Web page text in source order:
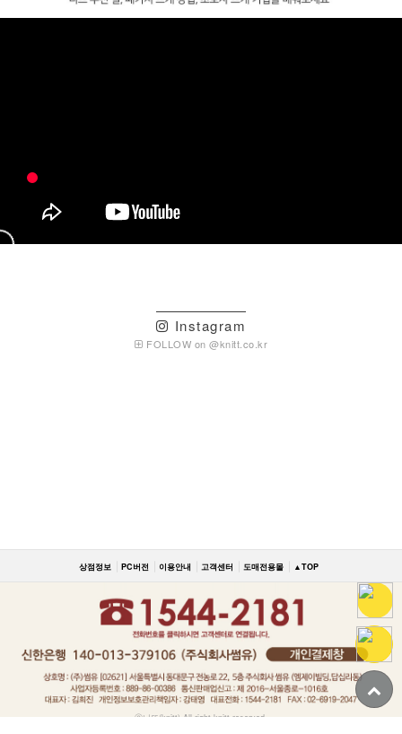
Instagram
FOLLOW on @knitt.co.kr
상점정보 PC버전 이용안내 고객센터 도매전용몰 ▲TOP
ⓒ니뜨(knitt) All right knitt reserved.